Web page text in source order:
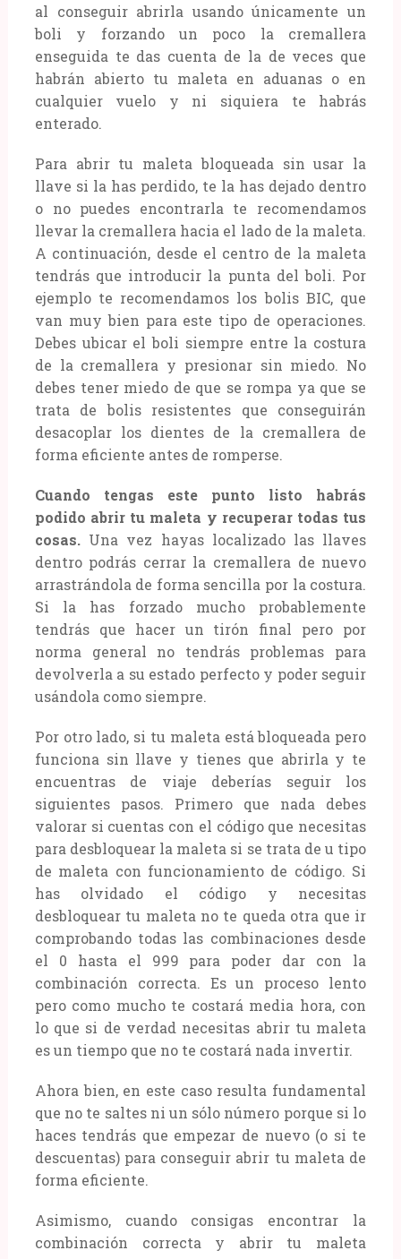
al conseguir abrirla usando únicamente un
boli y forzando un poco la cremallera
enseguida te das cuenta de la de veces que
habrán abierto tu maleta en aduanas o en
cualquier vuelo y ni siquiera te habrás
enterado.
Para abrir tu maleta bloqueada sin usar la
llave si la has perdido, te la has dejado dentro
o no puedes encontrarla te recomendamos
llevar la cremallera hacia el lado de la maleta.
A continuación, desde el centro de la maleta
tendrás que introducir la punta del boli. Por
ejemplo te recomendamos los bolis BIC, que
van muy bien para este tipo de operaciones.
Debes ubicar el boli siempre entre la costura
de la cremallera y presionar sin miedo. No
debes tener miedo de que se rompa ya que se
trata de bolis resistentes que conseguirán
desacoplar los dientes de la cremallera de
forma eficiente antes de romperse.
Cuando tengas este punto listo habrás
podido abrir tu maleta y recuperar todas tus
cosas. Una vez hayas localizado las llaves
dentro podrás cerrar la cremallera de nuevo
arrastrándola de forma sencilla por la costura.
Si la has forzado mucho probablemente
tendrás que hacer un tirón final pero por
norma general no tendrás problemas para
devolverla a su estado perfecto y poder seguir
usándola como siempre.
Por otro lado, si tu maleta está bloqueada pero
funciona sin llave y tienes que abrirla y te
encuentras de viaje deberías seguir los
siguientes pasos. Primero que nada debes
valorar si cuentas con el código que necesitas
para desbloquear la maleta si se trata de u tipo
de maleta con funcionamiento de código. Si
has olvidado el código y necesitas
desbloquear tu maleta no te queda otra que ir
comprobando todas las combinaciones desde
el 0 hasta el 999 para poder dar con la
combinación correcta. Es un proceso lento
pero como mucho te costará media hora, con
lo que si de verdad necesitas abrir tu maleta
es un tiempo que no te costará nada invertir.
Ahora bien, en este caso resulta fundamental
que no te saltes ni un sólo número porque si lo
haces tendrás que empezar de nuevo (o si te
descuentas) para conseguir abrir tu maleta de
forma eficiente.
Asimismo, cuando consigas encontrar la
combinación correcta y abrir tu maleta